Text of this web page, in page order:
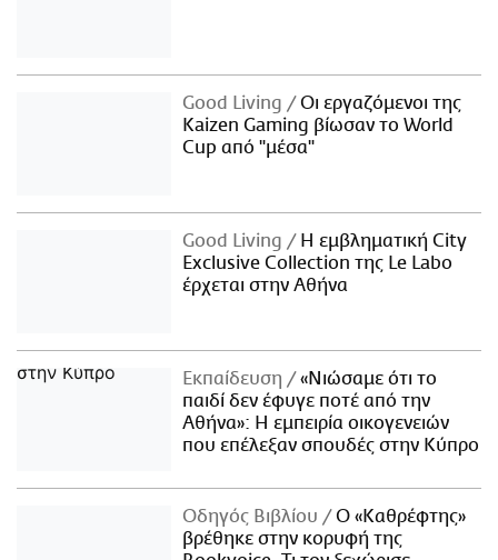
Good Living
Οι εργαζόμενοι της
Kaizen Gaming βίωσαν το World
Cup από "μέσα"
Good Living
Η εμβληματική City
Exclusive Collection της Le Labo
έρχεται στην Αθήνα
Εκπαίδευση
«Νιώσαμε ότι το
παιδί δεν έφυγε ποτέ από την
Αθήνα»: Η εμπειρία οικογενειών
που επέλεξαν σπουδές στην Κύπρο
Οδηγός Βιβλίου
Ο «Καθρέφτης»
βρέθηκε στην κορυφή της